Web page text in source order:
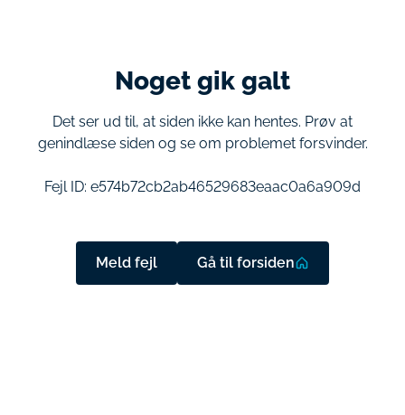
Noget gik galt
Det ser ud til, at siden ikke kan hentes. Prøv at
genindlæse siden og se om problemet forsvinder.
Fejl ID: e574b72cb2ab46529683eaac0a6a909d
Meld fejl Gå til forsiden